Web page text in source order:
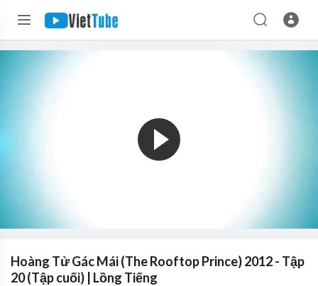
Hoàng Tử Gác Mái (The Rooftop Prince) 2012 - Tập
20 (Tập cuối) | Lồng Tiếng